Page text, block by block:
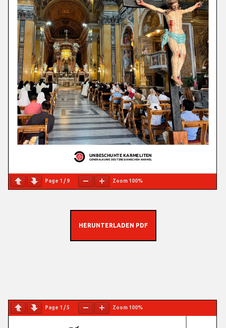
Page 1 /9 Zoom 100%
HERUNTERLADEN PDF
Page 1 /5 Zoom 100%